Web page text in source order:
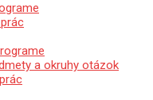
a okruhy otázok